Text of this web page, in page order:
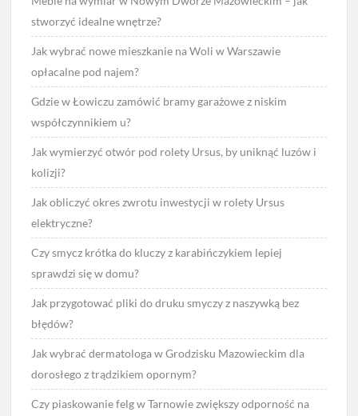
stworzyć idealne wnętrze?
Jak wybrać nowe mieszkanie na Woli w Warszawie
opłacalne pod najem?
Gdzie w Łowiczu zamówić bramy garażowe z niskim
współczynnikiem u?
Jak wymierzyć otwór pod rolety Ursus, by uniknąć luzów i
kolizji?
Jak obliczyć okres zwrotu inwestycji w rolety Ursus
elektryczne?
Czy smycz krótka do kluczy z karabińczykiem lepiej
sprawdzi się w domu?
Jak przygotować pliki do druku smyczy z naszywką bez
błędów?
Jak wybrać dermatologa w Grodzisku Mazowieckim dla
dorosłego z trądzikiem opornym?
Czy piaskowanie felg w Tarnowie zwiększy odporność na